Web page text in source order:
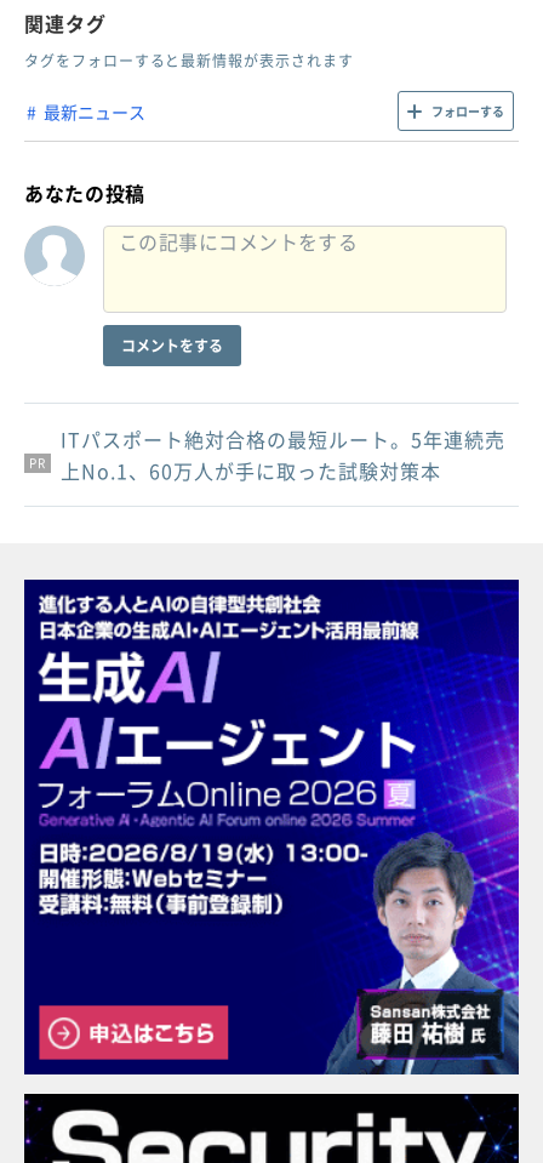
関連タグ
タグをフォローすると最新情報が表示されます
最新ニュース フォローする
あなたの投稿
コメントをする
PR
PR
PR
ITパスポート絶対合格の最短ルート。5年連続売
上No.1、60万人が手に取った試験対策本